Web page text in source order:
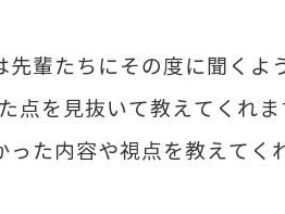
先輩たちにその度に聞く
点を見抜いて教えてくれ
た内容や視点を教えてく